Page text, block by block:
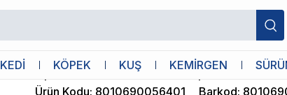
KEDİ KÖPEK KUŞ KEMİRGEN
Ferplast
Ferplast Gro 5838 Kedi Köpek Pire
Ürün Kodu: 8010690056401 Barkod: